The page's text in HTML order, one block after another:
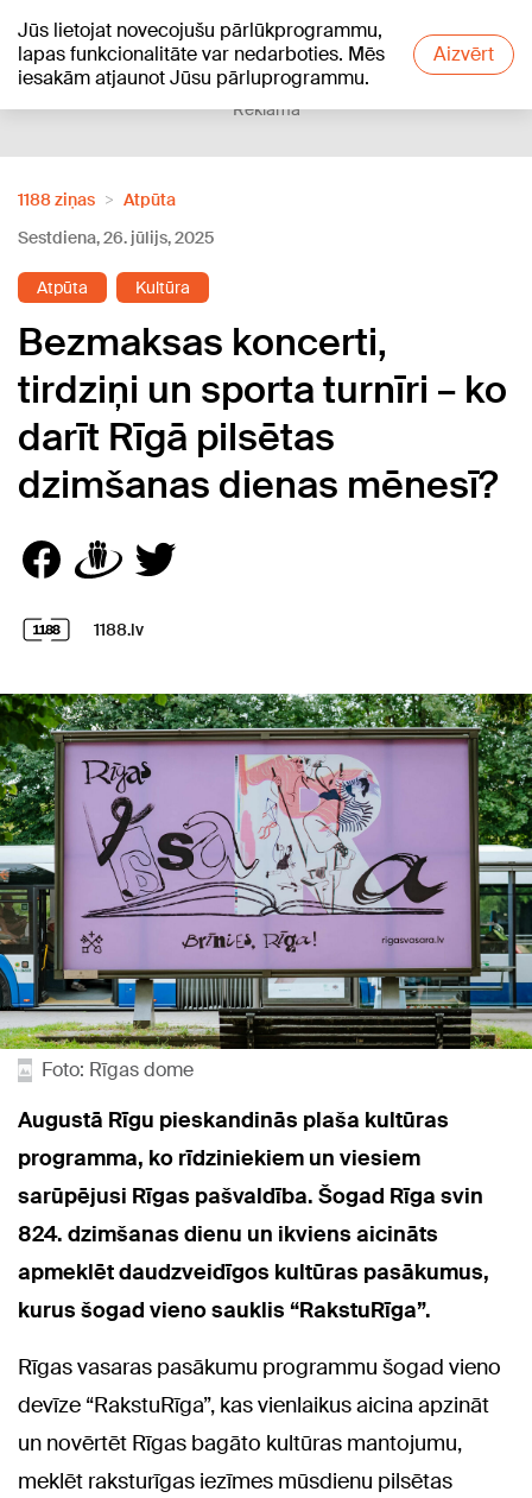
Jūs lietojat novecojušu pārlūkprogrammu,
lapas funkcionalitāte var nedarboties. Mēs
iesakām atjaunot Jūsu pārluprogrammu.
Aizvērt
+18°C
Reklāma
1188 ziņas
Atpūta
Sestdiena, 26. jūlijs, 2025
Atpūta Kultūra
Bezmaksas koncerti,
tirdziņi un sporta turnīri – ko
darīt Rīgā pilsētas
dzimšanas dienas mēnesī?
1188.lv
Foto: Rīgas dome
Augustā Rīgu pieskandinās plaša kultūras
programma, ko rīdziniekiem un viesiem
sarūpējusi Rīgas pašvaldība. Šogad Rīga svin
824. dzimšanas dienu un ikviens aicināts
apmeklēt daudzveidīgos kultūras pasākumus,
kurus šogad vieno sauklis “RakstuRīga”.
Rīgas vasaras pasākumu programmu šogad vieno
devīze “RakstuRīga”, kas vienlaikus aicina apzināt
un novērtēt Rīgas bagāto kultūras mantojumu,
meklēt raksturīgas iezīmes mūsdienu pilsētas